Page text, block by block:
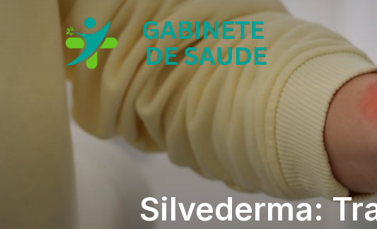
Silvederma: